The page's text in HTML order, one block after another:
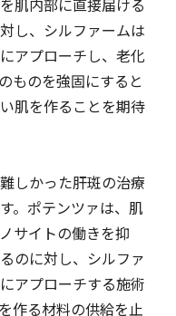
肌内部に直接届ける
し、シルファームは
アプローチし、老化
ものを強固にすると
肌を作ることを期待
しかった肝斑の治療
。ポテンツァは、肌
サイトの働きを抑
のに対し、シルファ
アプローチする施術
作る材料の供給を止